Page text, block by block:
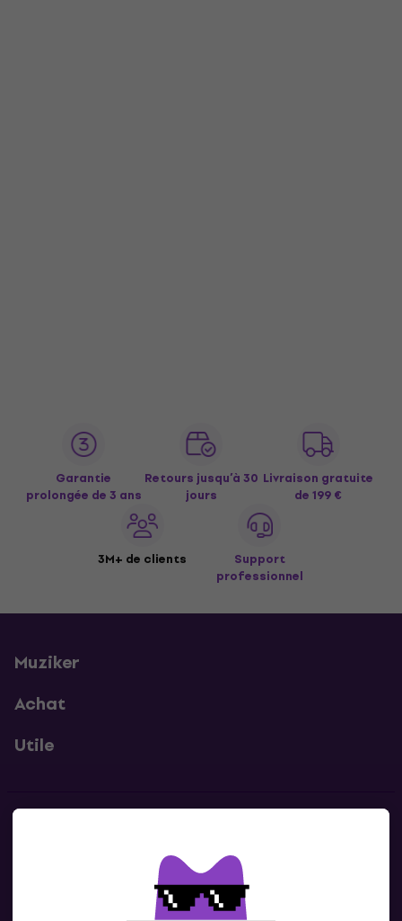
Garantie
prolongée de 3 ans
Retours jusqu’à 30
jours
Livraison gratuite
de 199 €
3M+ de clients
Support
professionnel
Muziker
Achat
Utile
Contacte nous